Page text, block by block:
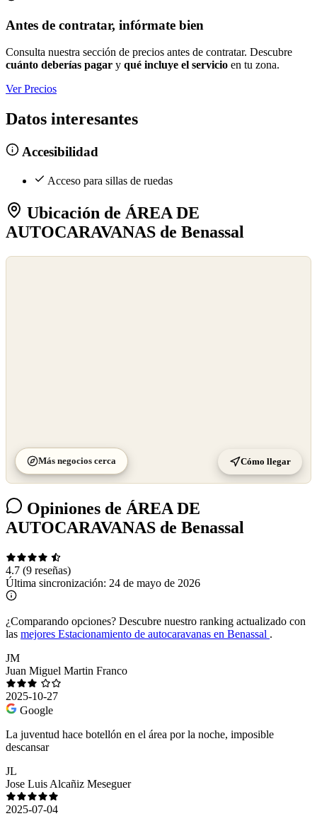
Antes de contratar, infórmate bien
Consulta nuestra sección de precios antes de contratar. Descubre
cuánto deberías pagar y qué incluye el servicio en tu zona.
Ver Precios
Datos interesantes
Accesibilidad
Acceso para sillas de ruedas
Ubicación de ÁREA DE
AUTOCARAVANAS de Benassal
Más negocios cerca Cómo llegar
Opiniones de ÁREA DE
AUTOCARAVANAS de Benassal
4.7 (9 reseñas)
Última sincronización: 24 de mayo de 2026
¿Comparando opciones? Descubre nuestro ranking actualizado con
las mejores Estacionamiento de autocaravanas en Benassal .
JM
Juan Miguel Martin Franco
2025-10-27
Google
La juventud hace botellón en el área por la noche, imposible
descansar
JL
Jose Luis Alcañiz Meseguer
2025-07-04